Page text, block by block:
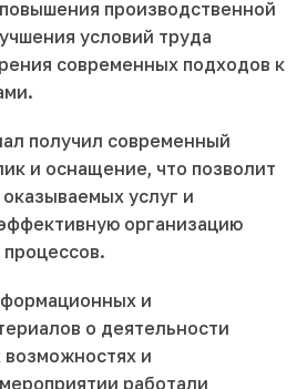
производственной
условий труда
современных подходов к
получил современный
и оснащение, что позволит
услуг и
организацию
и
о деятельности
возможностях и
работали